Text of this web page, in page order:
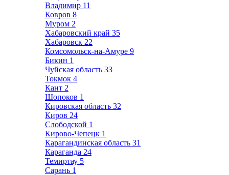
Владимир 11
Ковров 8
Муром 2
Хабаровский край 35
Хабаровск 22
Комсомольск-на-Амуре 9
Бикин 1
Чуйская область 33
Токмок 4
Кант 2
Шопоков 1
Кировская область 32
Киров 24
Слободской 1
Кирово-Чепецк 1
Карагандинская область 31
Караганда 24
Темиртау 5
Сарань 1